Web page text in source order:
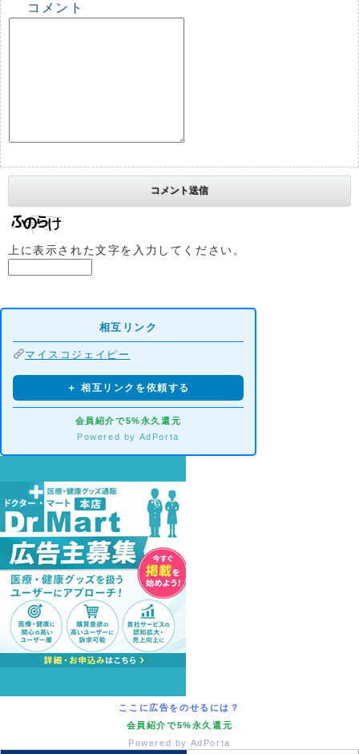
コメント
上に表示された文字を入力してください。
相互リンク
マイスコジェイピー
＋ 相互リンクを依頼する
会員紹介で5%永久還元
Powered by AdPorta
ここに広告をのせるには？
会員紹介で5%永久還元
Powered by AdPorta